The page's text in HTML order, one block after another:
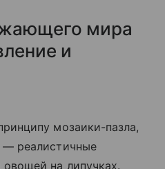
мира
и
мозаики-пазла,
— реалистичные
на липучках.